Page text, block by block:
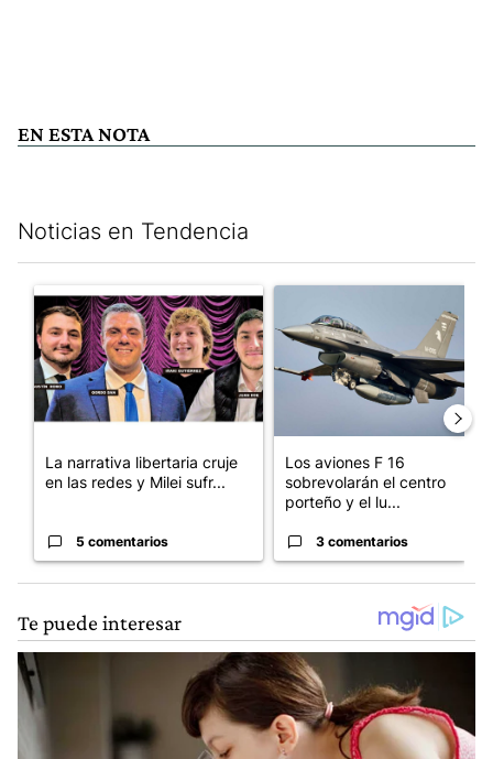
EN ESTA NOTA
Noticias en Tendencia
Un artículo de tendencia con el título "La narrativa libertaria
La narrativa libertaria cruje
en las redes y Milei sufr...
5 comentarios
Los aviones F 16
sobrevolarán el centro
porteño y el lu...
3 comentarios